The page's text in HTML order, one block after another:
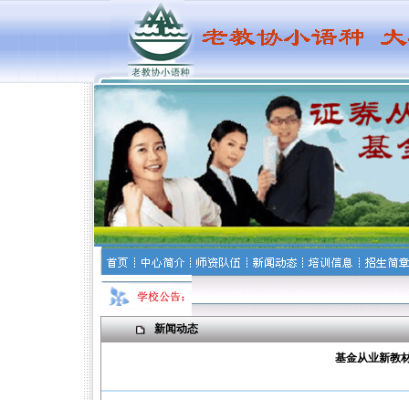
新闻动态
基金从业新教